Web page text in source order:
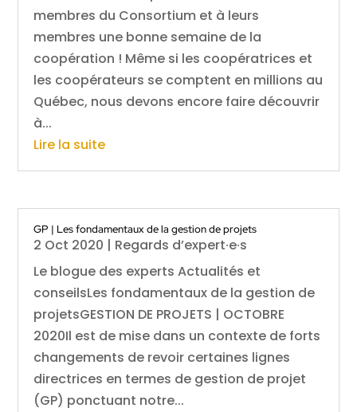
membres du Consortium et à leurs
membres une bonne semaine de la
coopération ! Même si les coopératrices et
les coopérateurs se comptent en millions au
Québec, nous devons encore faire découvrir
à...
Lire la suite
GP | Les fondamentaux de la gestion de projets
2 Oct 2020 | Regards d’expert·e·s
Le blogue des experts Actualités et
conseilsLes fondamentaux de la gestion de
projetsGESTION DE PROJETS | OCTOBRE
2020Il est de mise dans un contexte de forts
changements de revoir certaines lignes
directrices en termes de gestion de projet
(GP) ponctuant notre...